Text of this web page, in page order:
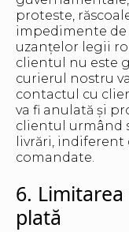
proteste,
impedimente de
uzanțelor legii
clientul nu este
curierul nostru
contactul cu
va fi anulată și
clientul urmând
livrări, indiferent
comandate.
6.
plată